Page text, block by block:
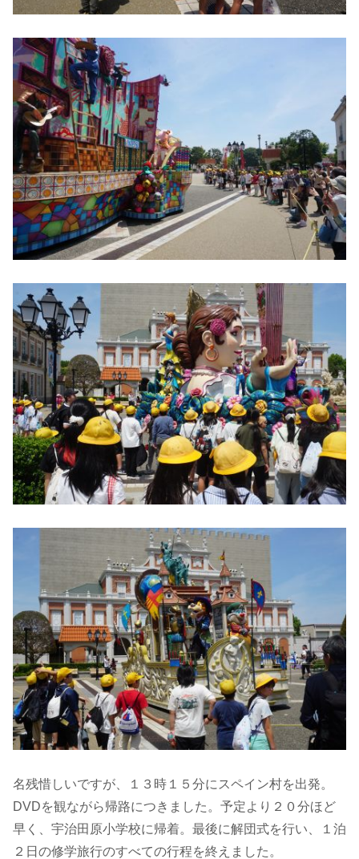
名残惜しいですが、１３時１５分にスペイン村を出発。
DVDを観ながら帰路につきました。予定より２０分ほど
早く、宇治田原小学校に帰着。最後に解団式を行い、１泊
２日の修学旅行のすべての行程を終えました。